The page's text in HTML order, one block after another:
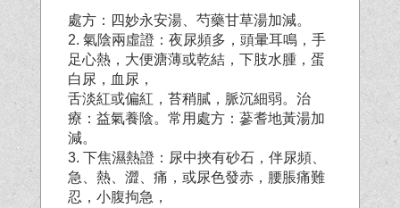
處方：四妙永安湯、芍藥甘草湯加減。
2. 氣陰兩虛證：夜尿頻多，頭暈耳鳴，手
足心熱，大便溏薄或乾結，下肢水腫，蛋
白尿，血尿，
舌淡紅或偏紅，苔稍膩，脈沉細弱。治
療：益氣養陰。常用處方：蔘耆地黃湯加
減。
3. 下焦濕熱證：尿中挾有砂石，伴尿頻、
急、熱、澀、痛，或尿色發赤，腰脹痛難
忍，小腹拘急，